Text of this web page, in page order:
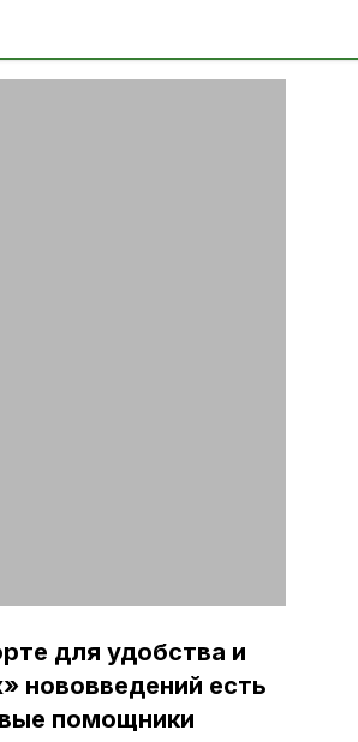
для удобства и
нововведений есть
помощники